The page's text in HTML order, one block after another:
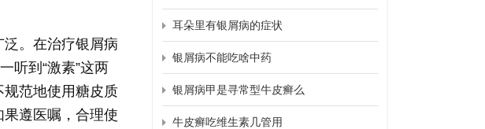
。在治疗银屑病
听到“激素”这两
范地使用糖皮质
遵医嘱，合理使
耳朵里有银屑病的症状
银屑病不能吃啥中药
银屑病甲是寻常型牛皮癣么
牛皮癣吃维生素几管用